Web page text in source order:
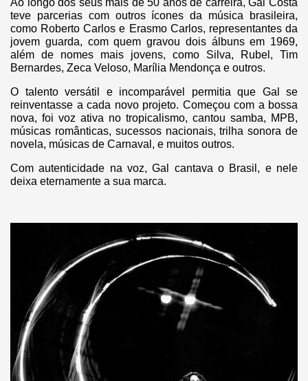
teve parcerias com outros ícones da música brasileira,
como Roberto Carlos e Erasmo Carlos, representantes da
jovem guarda, com quem gravou dois álbuns em 1969,
além de nomes mais jovens, como Silva, Rubel, Tim
Bernardes, Zeca Veloso, Marília Mendonça e outros.
O talento versátil e incomparável permitia que Gal se
reinventasse a cada novo projeto. Começou com a bossa
nova, foi voz ativa no tropicalismo, cantou samba, MPB,
músicas românticas, sucessos nacionais, trilha sonora de
novela, músicas de Carnaval, e muitos outros.
Com autenticidade na voz, Gal cantava o Brasil, e nele
deixa eternamente a sua marca.